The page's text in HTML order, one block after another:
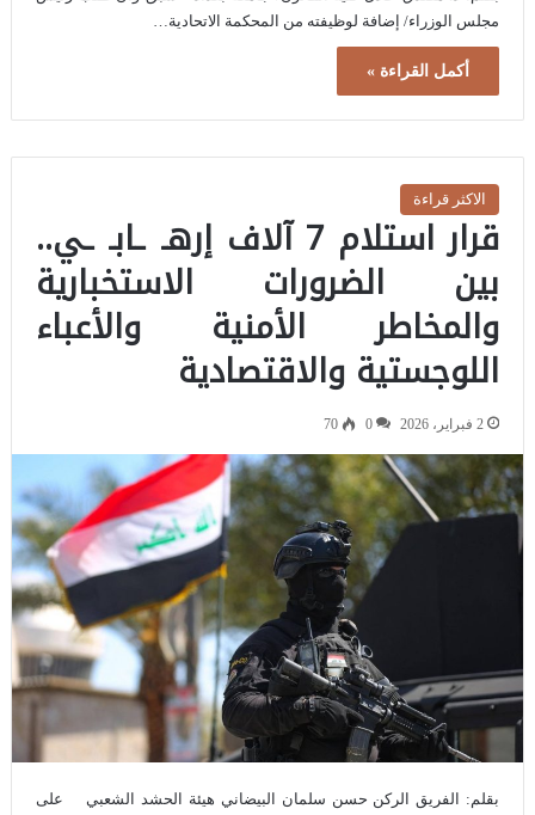
مجلس الوزراء/ إضافة لوظيفته من المحكمة الاتحادية…
أكمل القراءة »
الاكثر قراءة
قرار استلام 7 آلاف إرهـ ـابـ ـي..
بين الضرورات الاستخبارية
والمخاطر الأمنية والأعباء
اللوجستية والاقتصادية
2 فبراير، 2026 0
70
بقلم: الفريق الركن حسن سلمان البيضاني هيئة الحشد الشعبي على